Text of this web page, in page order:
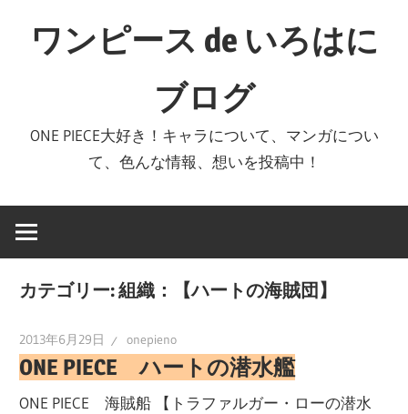
ワンピース de いろはに
ブログ
ONE PIECE大好き！キャラについて、マンガについ
て、色んな情報、想いを投稿中！
カテゴリー:組織：【ハートの海賊団】
2013年6月29日 onepieno
ONE PIECE ハートの潜水艦
ONE PIECE 海賊船 【トラファルガー・ローの潜水